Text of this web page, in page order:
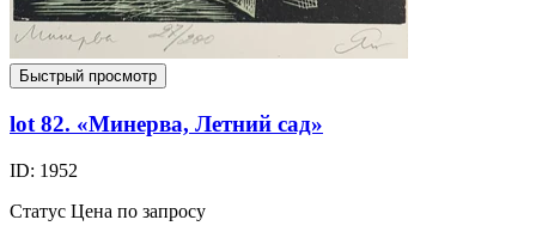
Быстрый просмотр
lot 82. «Минерва, Летний сад»
ID: 1952
Статус Цена по запросу